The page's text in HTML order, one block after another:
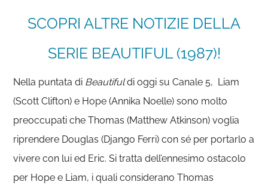
SCOPRI ALTRE NOTIZIE DELLA
SERIE BEAUTIFUL (1987)!
Nella puntata di Beautifuldi oggi su Canale 5, Liam
(Scott Clifton) e Hope (Annika Noelle) sono molto
preoccupati che Thomas (Matthew Atkinson) voglia
riprendere Douglas (Django Ferri) con sé per portarlo a
vivere con lui ed Eric. Si tratta dell’ennesimo ostacolo
per Hope e Liam, i quali considerano Thomas